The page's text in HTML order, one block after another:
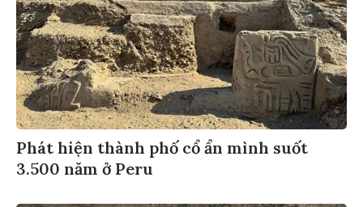
Phát hiện thành phố cổ ẩn mình suốt
3.500 năm ở Peru